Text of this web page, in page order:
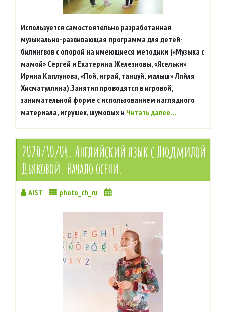
Используется самостоятельно разработанная
музыкально-развивающая программа для детей-
билингвов с опорой на имеющиеся методики («Музыка с
мамой» Сергей и Екатерина Железновы, «Ясельки»
Ирина Каплунова, «Пой, играй, танцуй, малыш» Ляйля
Хисматуллина).Занятия проводятся в игровой,
занимательной форме с использованием наглядного
материала, игрушек, шумовых и Читать далее…
2020/10/04. Английский язык с Людмилой
Дьяковой. Начало осени.
AIST photo_ch_ru